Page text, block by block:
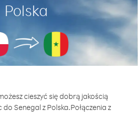
Polska
cieszyć się dobrą jakością
do Senegal z Polska.Połączenia z